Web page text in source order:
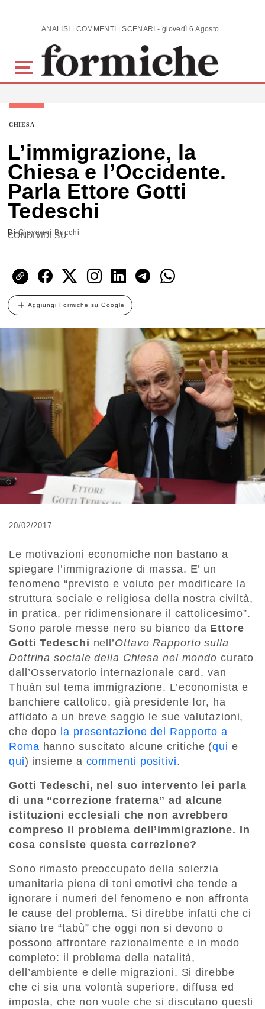
Skip to main content ANALISI | COMMENTI | SCENARI - giovedì 6 Agosto 2026
CHIESA
L’immigrazione, la
Chiesa e l’Occidente.
Parla Ettore Gotti
Tedeschi
DiGiovanni Bucchi
CONDIVIDI SU:
Aggiungi Formiche su Google
20/02/2017
Le motivazioni economiche non bastano a
spiegare l’immigrazione di massa. E’ un
fenomeno “previsto e voluto per modificare la
struttura sociale e religiosa della nostra civiltà,
in pratica, per ridimensionare il cattolicesimo”.
Sono parole messe nero su bianco da Ettore
Gotti Tedeschi nell’Ottavo Rapporto sulla
Dottrina sociale della Chiesa nel mondo curato
dall’Osservatorio internazionale card. van
Thuân sul tema immigrazione. L’economista e
banchiere cattolico, già presidente Ior, ha
affidato a un breve saggio le sue valutazioni,
che dopo la presentazione del Rapporto a
Roma hanno suscitato alcune critiche (qui e
qui) insieme a commenti positivi.
Gotti Tedeschi, nel suo intervento lei parla
di una “correzione fraterna” ad alcune
istituzioni ecclesiali che non avrebbero
compreso il problema dell’immigrazione. In
cosa consiste questa correzione?
Sono rimasto preoccupato della solerzia
umanitaria piena di toni emotivi che tende a
ignorare i numeri del fenomeno e non affronta
le cause del problema. Si direbbe infatti che ci
siano tre “tabù” che oggi non si devono o
possono affrontare razionalmente e in modo
completo: il problema della natalità,
dell’ambiente e delle migrazioni. Si direbbe
che ci sia una volontà superiore, diffusa ed
imposta, che non vuole che si discutano questi